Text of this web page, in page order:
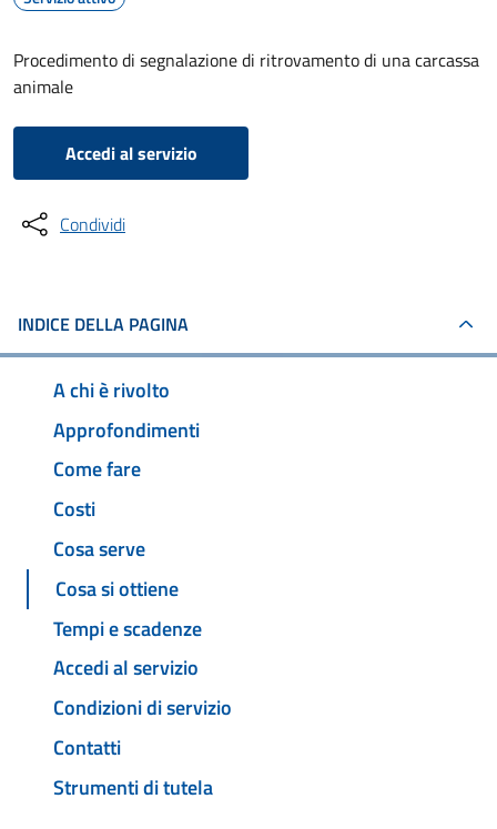
Procedimento di segnalazione di ritrovamento di una carcassa
animale
Accedi al servizio
Condividi
INDICE DELLA PAGINA
A chi è rivolto
Approfondimenti
Come fare
Costi
Cosa serve
Cosa si ottiene
Tempi e scadenze
Accedi al servizio
Condizioni di servizio
Contatti
Strumenti di tutela